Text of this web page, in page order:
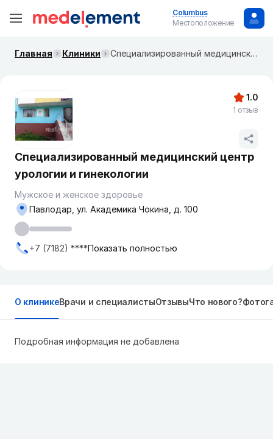
Columbus
Местоположение
Главная Клиники Специализированный медицинский центр урологии и гинекологии
Специализированный медицинский центр
урологии и гинекологии
Мужское и женское здоровье
Павлодар, ул. Академика Чокина, д. 100
+7 (7182) ****Показать полностью
1.0
1 отзыв
О клиникеВрачи и специалистыОтзывыЧто нового?
Подробная информация не добавлена